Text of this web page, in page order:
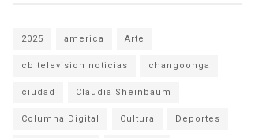
2025 america Arte
cb television noticias changoonga
ciudad Claudia Sheinbaum
Columna Digital Cultura Deportes